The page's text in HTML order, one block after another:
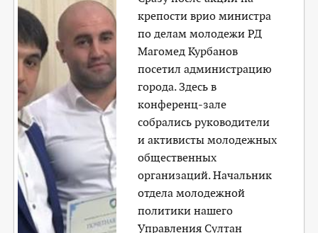
крепости врио министра
по делам молодежи РД
Магомед Курбанов
посетил администрацию
города. Здесь в
конференц-зале
собрались руководители
и активисты молодежных
общественных
организаций. Начальник
отдела молодежной
политики нашего
Управления Султан